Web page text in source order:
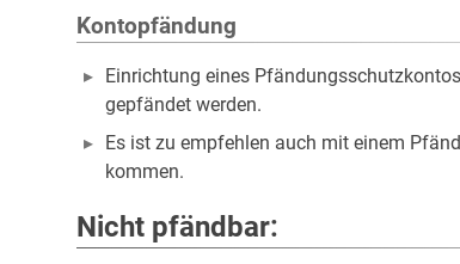
Kontopfändung
Einrichtung eines
gepfändet werden.
Es ist zu empfehlen auch mit einem
kommen.
Nicht pfändbar: